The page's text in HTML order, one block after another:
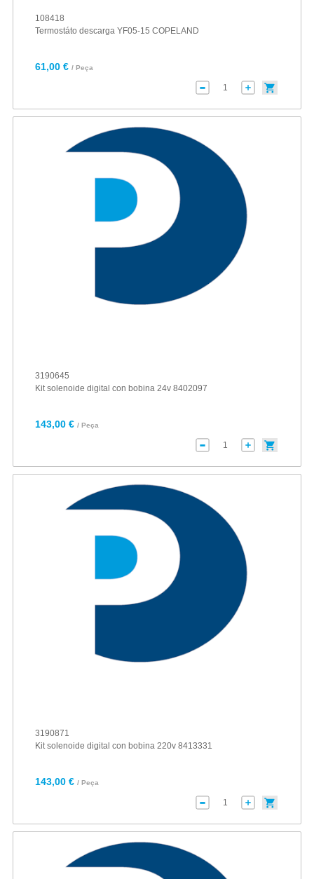
108418
Termostáto descarga YF05-15 COPELAND
61,00 € / Peça
3190645
Kit solenoide digital con bobina 24v 8402097
143,00 € / Peça
3190871
Kit solenoide digital con bobina 220v 8413331
143,00 € / Peça